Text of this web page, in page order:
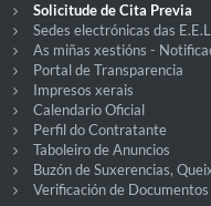
Solicitude de Cita Previa
Sedes electrónicas das
As miñas xestións -
Portal de Transparencia
Impresos xerais
Calendario Oficial
Perfil do Contratante
Taboleiro de Anuncios
Buzón de Suxerencias,
Verificación de Documentos